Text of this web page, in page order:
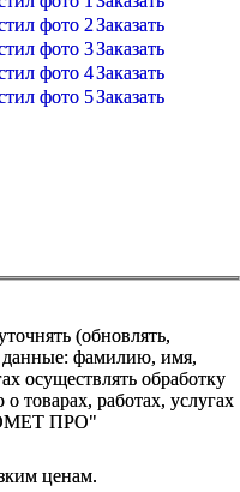
Заказать
Заказать
Заказать
Заказать
(обновлять,
данные: фамилию, имя,
осуществлять обработку
работах, услугах
ПРО"
ценам.